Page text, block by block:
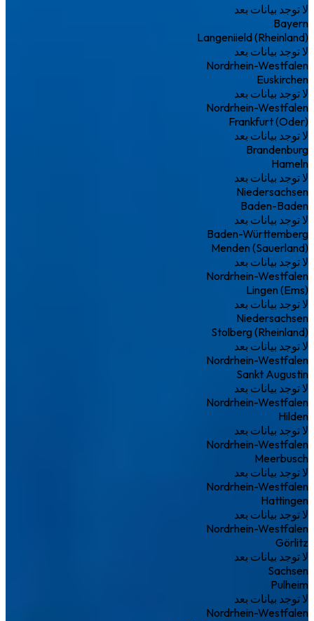
لا توجد بيانات بعد
Bayern
Langeniield (Rheinland)
لا توجد بيانات بعد
Nordrhein-Westfalen
Euskirchen
لا توجد بيانات بعد
Nordrhein-Westfalen
Frankfurt (Oder)
لا توجد بيانات بعد
Brandenburg
Hameln
لا توجد بيانات بعد
Niedersachsen
Baden-Baden
لا توجد بيانات بعد
Baden-Württemberg
Menden (Sauerland)
لا توجد بيانات بعد
Nordrhein-Westfalen
Lingen (Ems)
لا توجد بيانات بعد
Niedersachsen
Stolberg (Rheinland)
لا توجد بيانات بعد
Nordrhein-Westfalen
Sankt Augustin
لا توجد بيانات بعد
Nordrhein-Westfalen
Hilden
لا توجد بيانات بعد
Nordrhein-Westfalen
Meerbusch
لا توجد بيانات بعد
Nordrhein-Westfalen
Hattingen
لا توجد بيانات بعد
Nordrhein-Westfalen
Görlitz
لا توجد بيانات بعد
Sachsen
Pulheim
لا توجد بيانات بعد
Nordrhein-Westfalen